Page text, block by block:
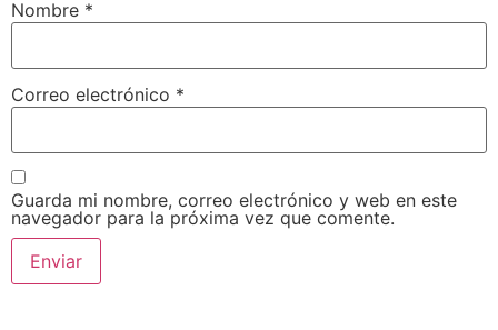
Nombre *
Correo electrónico *
Guarda mi nombre, correo electrónico y web en este
navegador para la próxima vez que comente.